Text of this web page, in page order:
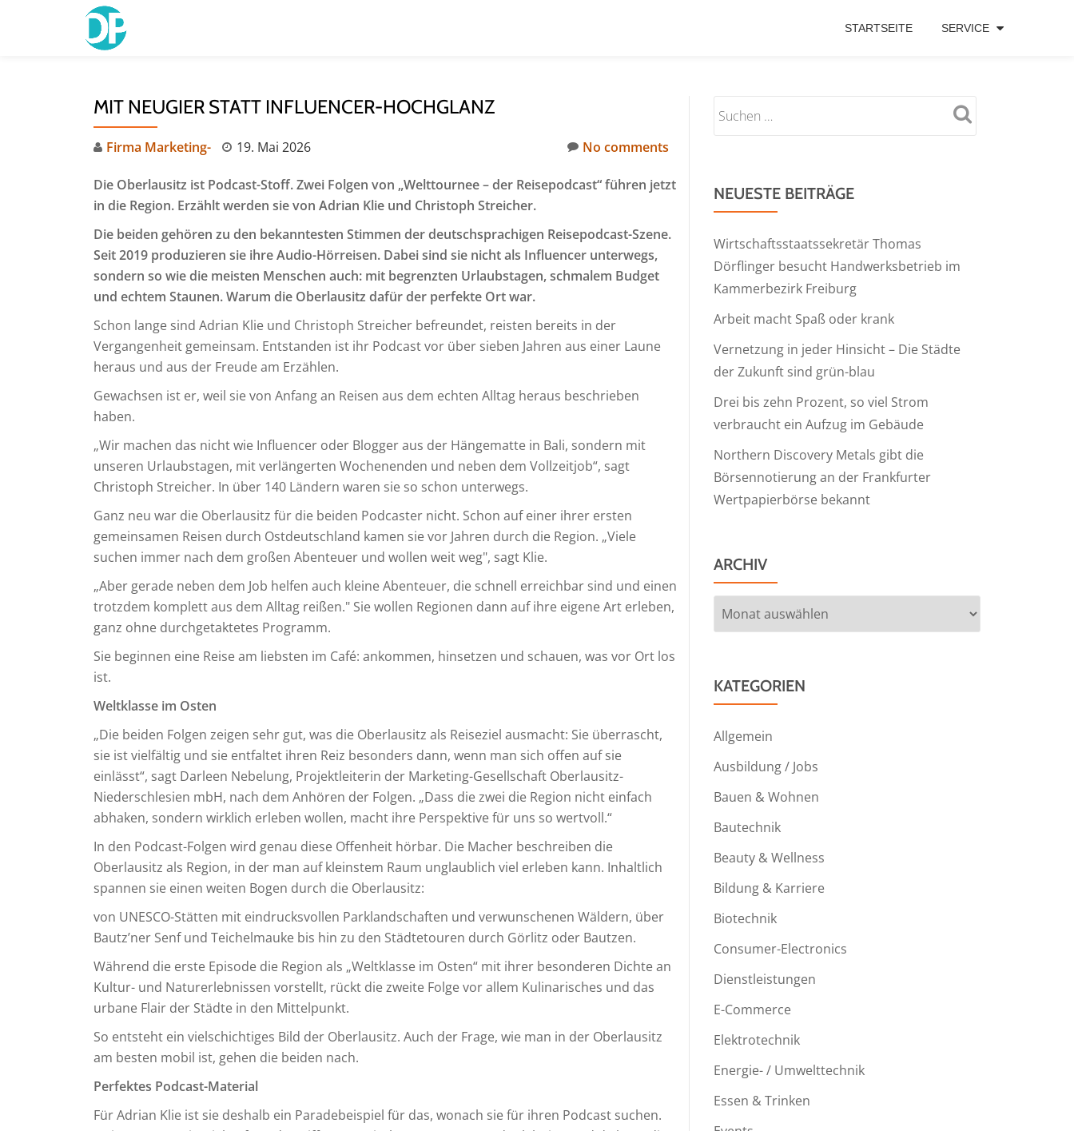
STARTSEITE SERVICE
MIT NEUGIER STATT INFLUENCER-HOCHGLANZ
Firma Marketing- 19. Mai 2026 No comments
Die Oberlausitz ist Podcast-Stoff. Zwei Folgen von „Welttournee – der Reisepodcast“ führen jetzt
in die Region. Erzählt werden sie von Adrian Klie und Christoph Streicher.
Die beiden gehören zu den bekanntesten Stimmen der deutschsprachigen Reisepodcast-Szene.
Seit 2019 produzieren sie ihre Audio-Hörreisen. Dabei sind sie nicht als Influencer unterwegs,
sondern so wie die meisten Menschen auch: mit begrenzten Urlaubstagen, schmalem Budget
und echtem Staunen. Warum die Oberlausitz dafür der perfekte Ort war.
Schon lange sind Adrian Klie und Christoph Streicher befreundet, reisten bereits in der
Vergangenheit gemeinsam. Entstanden ist ihr Podcast vor über sieben Jahren aus einer Laune
heraus und aus der Freude am Erzählen.
Gewachsen ist er, weil sie von Anfang an Reisen aus dem echten Alltag heraus beschrieben
haben.
„Wir machen das nicht wie Influencer oder Blogger aus der Hängematte in Bali, sondern mit
unseren Urlaubstagen, mit verlängerten Wochenenden und neben dem Vollzeitjob“, sagt
Christoph Streicher. In über 140 Ländern waren sie so schon unterwegs.
Ganz neu war die Oberlausitz für die beiden Podcaster nicht. Schon auf einer ihrer ersten
gemeinsamen Reisen durch Ostdeutschland kamen sie vor Jahren durch die Region. „Viele
suchen immer nach dem großen Abenteuer und wollen weit weg", sagt Klie.
„Aber gerade neben dem Job helfen auch kleine Abenteuer, die schnell erreichbar sind und einen
trotzdem komplett aus dem Alltag reißen." Sie wollen Regionen dann auf ihre eigene Art erleben,
ganz ohne durchgetaktetes Programm.
Sie beginnen eine Reise am liebsten im Café: ankommen, hinsetzen und schauen, was vor Ort los
ist.
Weltklasse im Osten
„Die beiden Folgen zeigen sehr gut, was die Oberlausitz als Reiseziel ausmacht: Sie überrascht,
sie ist vielfältig und sie entfaltet ihren Reiz besonders dann, wenn man sich offen auf sie
einlässt“, sagt Darleen Nebelung, Projektleiterin der Marketing-Gesellschaft Oberlausitz-
Niederschlesien mbH, nach dem Anhören der Folgen. „Dass die zwei die Region nicht einfach
abhaken, sondern wirklich erleben wollen, macht ihre Perspektive für uns so wertvoll.“
In den Podcast-Folgen wird genau diese Offenheit hörbar. Die Macher beschreiben die
Oberlausitz als Region, in der man auf kleinstem Raum unglaublich viel erleben kann. Inhaltlich
spannen sie einen weiten Bogen durch die Oberlausitz:
von UNESCO-Stätten mit eindrucksvollen Parklandschaften und verwunschenen Wäldern, über
Bautz’ner Senf und Teichelmauke bis hin zu den Städtetouren durch Görlitz oder Bautzen.
Während die erste Episode die Region als „Weltklasse im Osten“ mit ihrer besonderen Dichte an
Kultur- und Naturerlebnissen vorstellt, rückt die zweite Folge vor allem Kulinarisches und das
urbane Flair der Städte in den Mittelpunkt.
So entsteht ein vielschichtiges Bild der Oberlausitz. Auch der Frage, wie man in der Oberlausitz
am besten mobil ist, gehen die beiden nach.
Perfektes Podcast-Material
Für Adrian Klie ist sie deshalb ein Paradebeispiel für das, wonach sie für ihren Podcast suchen.
NEUESTE BEITRÄGE
Wirtschaftsstaatssekretär Thomas
Dörflinger besucht Handwerksbetrieb im
Kammerbezirk Freiburg
Arbeit macht Spaß oder krank
Vernetzung in jeder Hinsicht – Die Städte
der Zukunft sind grün-blau
Drei bis zehn Prozent, so viel Strom
verbraucht ein Aufzug im Gebäude
Northern Discovery Metals gibt die
Börsennotierung an der Frankfurter
Wertpapierbörse bekannt
ARCHIV
Archiv
KATEGORIEN
Allgemein
Ausbildung / Jobs
Bauen & Wohnen
Bautechnik
Beauty & Wellness
Bildung & Karriere
Biotechnik
Consumer-Electronics
Dienstleistungen
E-Commerce
Elektrotechnik
Energie- / Umwelttechnik
Essen & Trinken